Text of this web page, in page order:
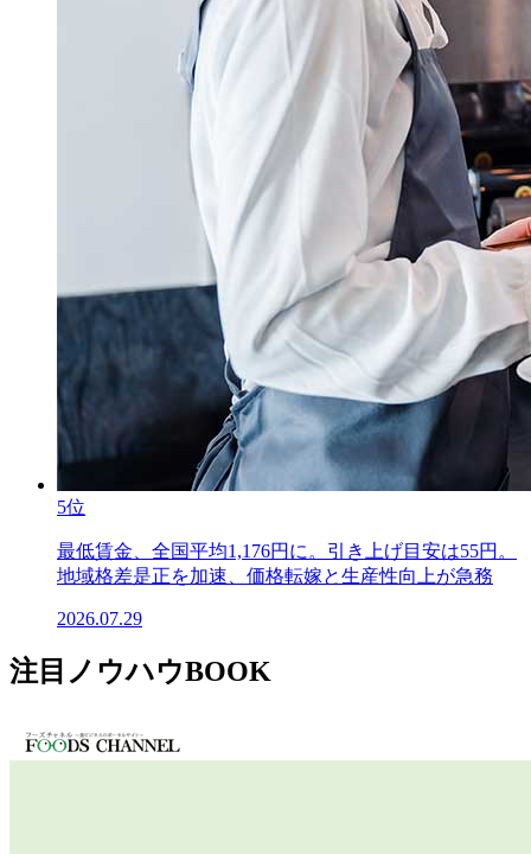
5位
最低賃金、全国平均1,176円に。引き上げ目安は55円。
地域格差是正を加速、価格転嫁と生産性向上が急務
2026.07.29
注目ノウハウBOOK